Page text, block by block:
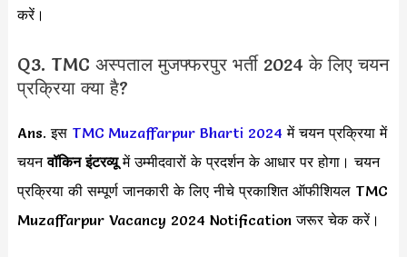
करें।
Q3. TMC अस्पताल मुजफ्फरपुर भर्ती 2024 के लिए चयन
प्रक्रिया क्या है?
Ans. इस TMC Muzaffarpur Bharti 2024 में चयन प्रक्रिया में
चयनवॉकिन इंटरव्यूमें उम्मीदवारों के प्रदर्शन के आधार पर होगा। चयन
प्रक्रिया की सम्पूर्ण जानकारी के लिए नीचे प्रकाशित ऑफीशियल TMC
Muzaffarpur Vacancy 2024 Notification जरूर चेक करें।